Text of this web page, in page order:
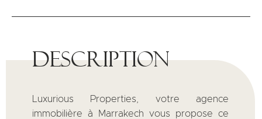
Description
Luxurious Properties, votre agence
immobilière à Marrakech vous propose ce